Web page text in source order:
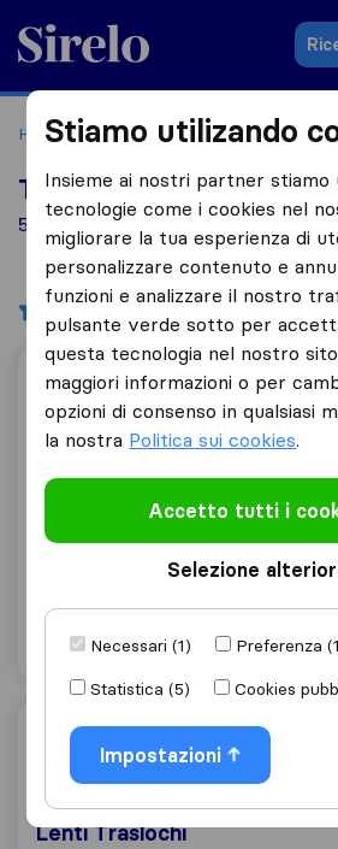
Sirelo.it
Home Le 10 migliori aziende di
Top 10 traslocatori a
5 aziende di traslochi trovate a
Filtri Filtra per:
Tecno Traslochi
34
Tecno Traslochi
Chiedi preventivo
Lenti Traslochi
9,6
Lenti Traslochi
Stiamo utilizando
Insieme ai nostri partner stiamo
tecnologie come i cookies nel
migliorare la tua esperienza di
personalizzare contenuto e
funzioni e analizzare il nostro
pulsante verde sotto per
questa tecnologia nel nostro
maggiori informazioni o per
opzioni di consenso in qualsiasi
la nostra Politica sui cookies.
Accetto tutti i
Selezione
Necessari (1)
Preferenza
Statistica (5)
Cookies
Impostazioni